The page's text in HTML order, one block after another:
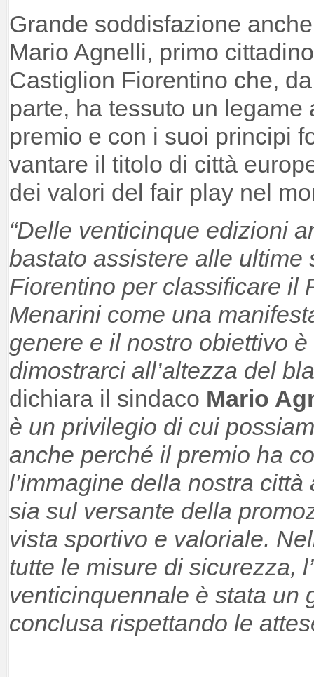
Grande soddisfazione
Mario Agnelli, primo
Castiglion Fiorentino che,
parte, ha tessuto un legame
premio e con i suoi principi
vantare il titolo di città
dei valori del fair play nel
“Delle venticinque edizioni
bastato assistere alle ultime
Fiorentino per classificare il
Menarini come una
genere e il nostro obiettivo
dimostrarci all’altezza del
dichiara il sindaco Mario
è un privilegio di cui
anche perché il premio ha
l’immagine della nostra
sia sul versante della
vista sportivo e valoriale.
tutte le misure di sicurezza,
venticinquennale è stata un
conclusa rispettando le